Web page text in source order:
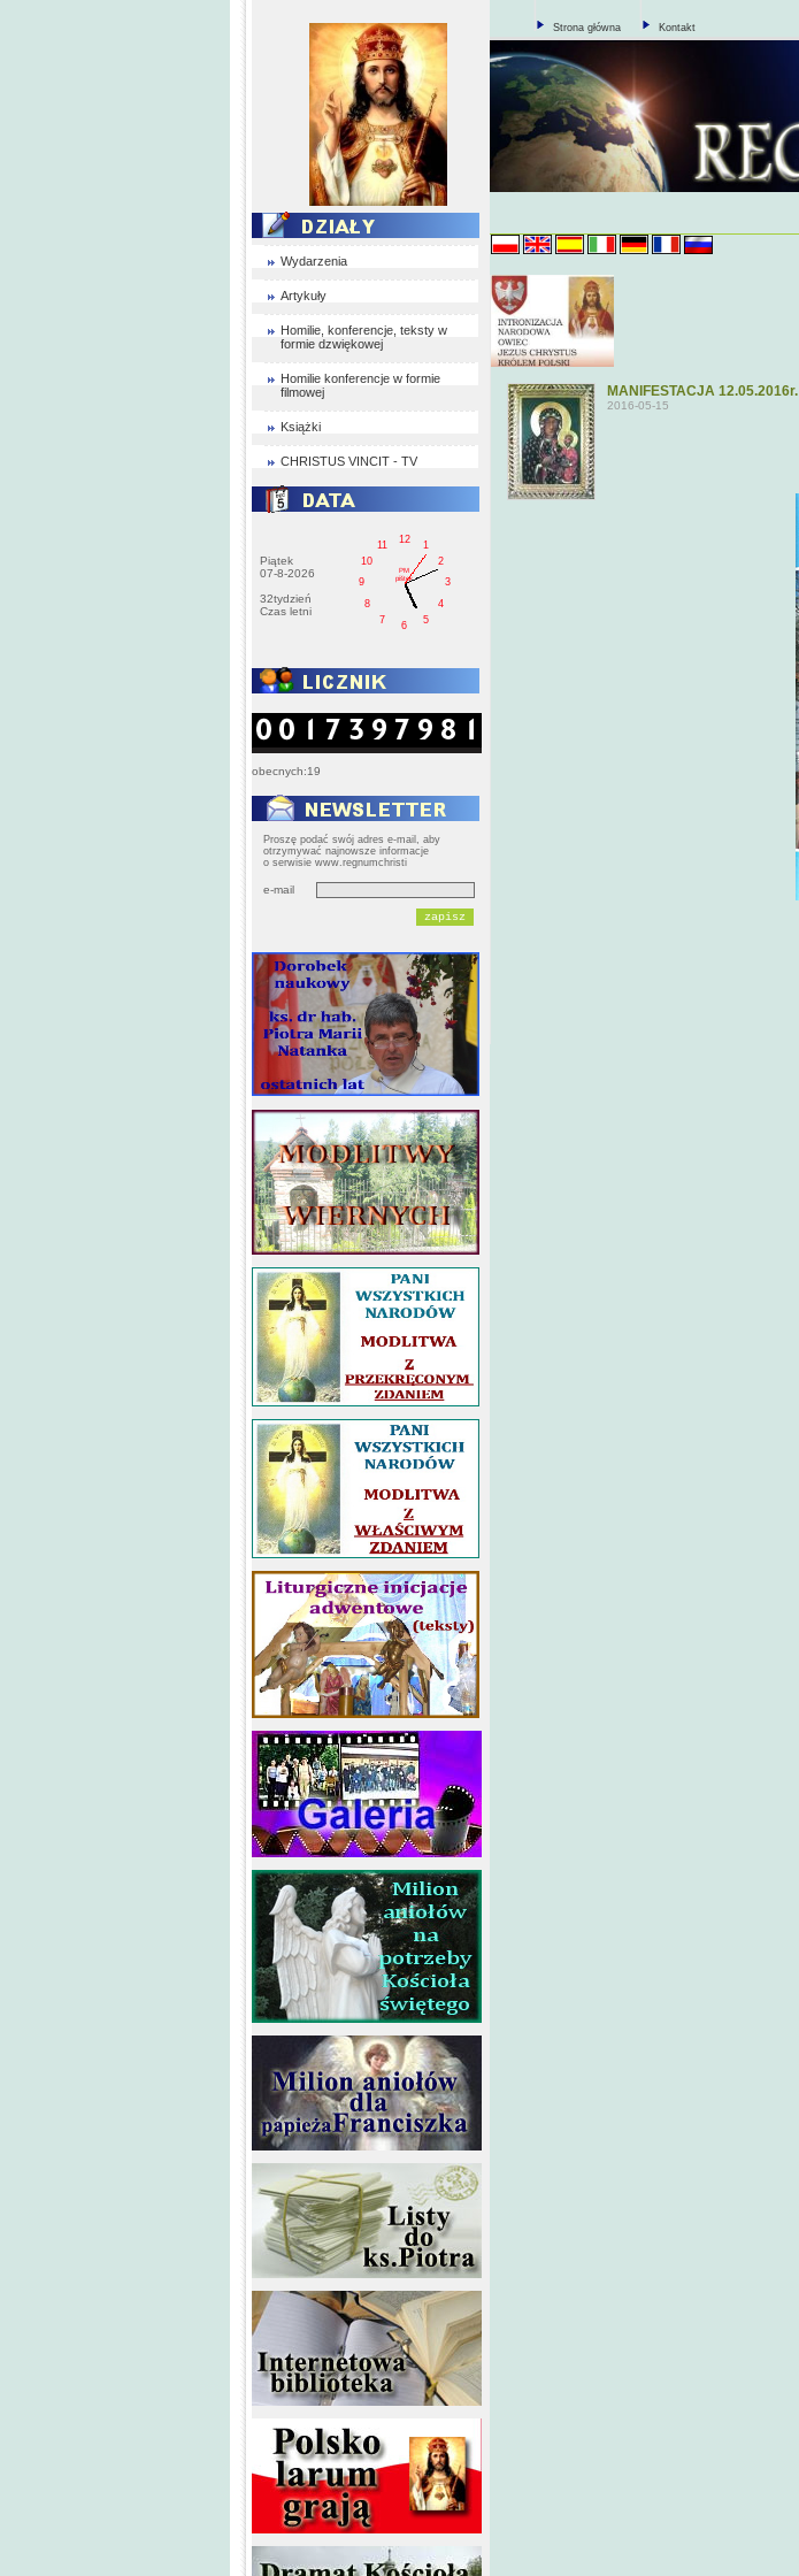
Wydarzenia
Artykuły
Homilie, konferencje, teksty w
formie dzwiękowej
Homilie konferencje w formie
filmowej
Książki
CHRISTUS VINCIT - TV
Piątek
07-8-2026
32tydzień
Czas letni
1
2
3
4
5
6
7
8
9
10
11
12
PM
pištek
obecnych:19
Proszę podać swój adres e-mail, aby
otrzymywać najnowsze informacje
o serwisie www.regnumchristi
e-mail
Strona główna Kontakt
MANIFESTACJA 12.05.2016r.
2016-05-15